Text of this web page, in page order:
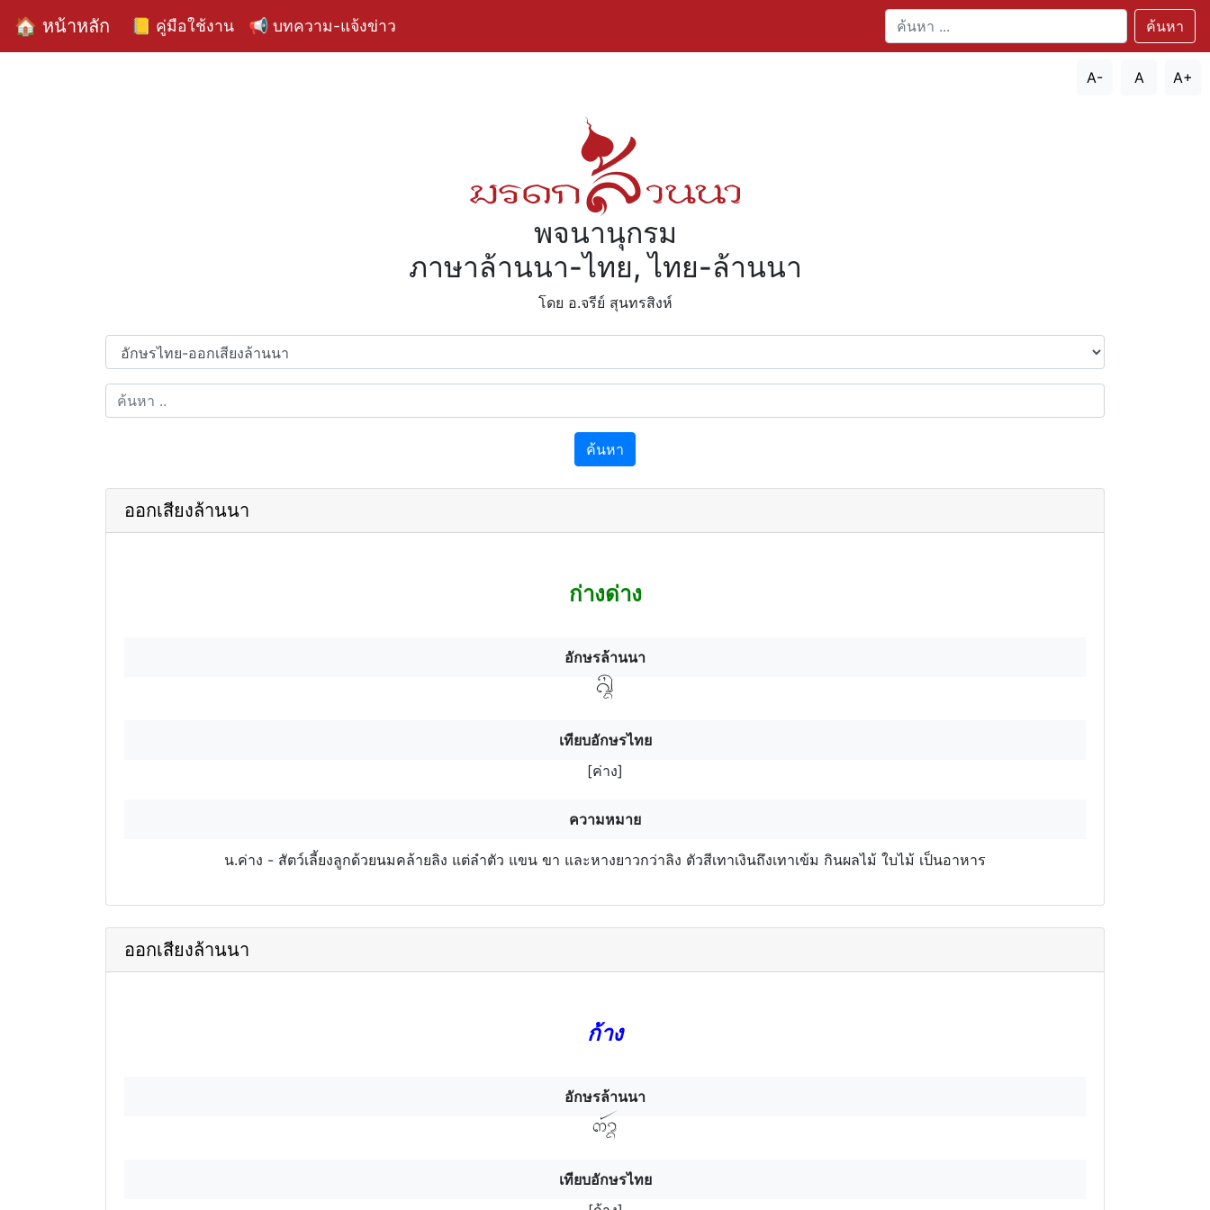
🏠 หน้าหลัก 📒 คู่มือใช้งาน 📢 บทความ-แจ้งข่าว ค้นหา
A- A A+
พจนานุกรม
ภาษาล้านนา-ไทย, ไทย-ล้านนา
โดย อ.จรีย์​ สุนทรสิงห์
ค้นหา
ออกเสียงล้านนา
ก่างด่าง
อักษรล้านนา
ค่าฯงฯ
เทียบอักษรไทย
[ค่าง]
ความหมาย
น.ค่าง - สัตว์เลี้ยงลูกด้วยนมคล้ายลิง แต่ลำตัว แขน ขา และหางยาวกว่าลิง ตัวสีเทาเงินถึงเทาเข้ม กินผลไม้ ใบไม้ เป็นอาหาร
ออกเสียงล้านนา
ก้าง
อักษรล้านนา
ก้างฯ
เทียบอักษรไทย